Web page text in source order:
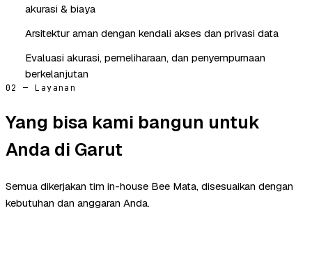
akurasi & biaya
Arsitektur aman dengan kendali akses dan privasi data
Evaluasi akurasi, pemeliharaan, dan penyempurnaan
berkelanjutan
02 — Layanan
Yang bisa kami bangun untuk
Anda di Garut
Semua dikerjakan tim in-house Bee Mata, disesuaikan dengan
kebutuhan dan anggaran Anda.